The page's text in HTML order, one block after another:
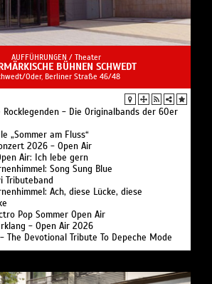
AUFFÜHRUNGEN / Theater
BÜHNEN SCHWEDT
Oder, Berliner Straße 46/48
Rocklegenden - Die Originalbands der 60er
„Sommer am Fluss“
2026 - Open Air
Air: Ich lebe gern
Song Sung Blue
Tributeband
Ach, diese Lücke, diese
Pop Sommer Open Air
- Open Air 2026
The Devotional Tribute To Depeche Mode